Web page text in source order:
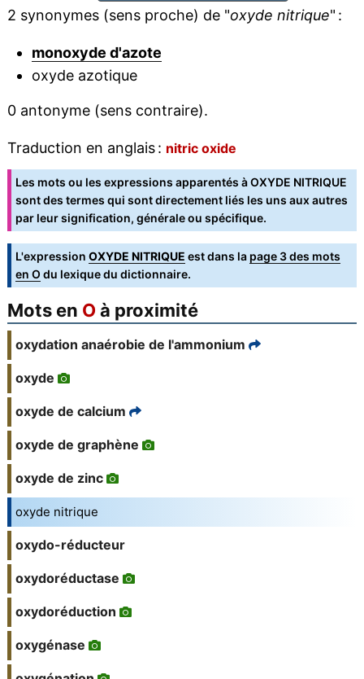
2 synonymes (sens proche) de "oxyde nitrique" :
monoxyde d'azote
oxyde azotique
0 antonyme (sens contraire).
Traduction en anglais : nitric oxide
Les mots ou les expressions apparentés à OXYDE NITRIQUE
sont des termes qui sont directement liés les uns aux autres
par leur signification, générale ou spécifique.
L'expression OXYDE NITRIQUE est dans la page 3 des mots
en O du lexique du dictionnaire.
Mots en O à proximité
oxydation anaérobie de l'ammonium
oxyde
oxyde de calcium
oxyde de graphène
oxyde de zinc
oxyde nitrique
oxydo-réducteur
oxydoréductase
oxydoréduction
oxygénase